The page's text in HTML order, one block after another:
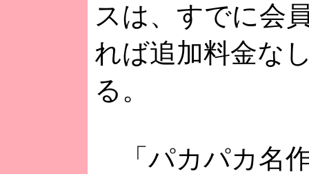
スは、すでに会
れば追加料金な
る。
「パカパカ名